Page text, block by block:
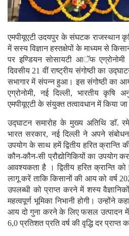
एमपीयूएटी उदयपुर के संघटक राजस्थान
में सस्य विज्ञान हस्तक्षेपों के माध्यम से
पर इण्डियन सोसायटी आॅफ
दिवसीय 21 वीं राष्ट्रीय संगोष्ठी का
सभागार में संपन्न हुआ। इस संगोष्ठी का
एग्रोनोमी, नई दिल्ली, भारतीय कृषि
एमपीयूएटी के संयुक्त तत्वावधान में किया जा
उद्घाटन समारोह के मुख्य अतिथि डाॅ.
भारत सरकार, नई दिल्ली ने अपने
उपयोग के साथ हमें द्वितीय हरित
कौन-कौन-सी प्रौद्योगिकियों का उपयोग
आवश्यकता है । द्वितीय हरित क्रान्ति
लागू करें ताकि किसानों की आय को वर्ष
उपलब्धी को प्राप्त करने में शस्य
महत्वपूर्ण भूमिका निभानी होगी। उन्होंने
आय दो गुना करने के लिए फसल उत्पादन में
6,0 प्रतिशत प्रति वर्ष की वृद्धि दर प्राप्त